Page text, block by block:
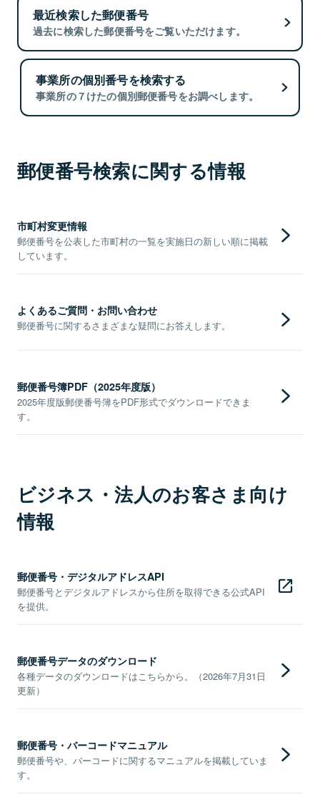
最近検索した郵便番号
過去に検索した郵便番号をご覧いただけます。
事業所の個別番号を検索する
事業所の７けたの個別郵便番号をお調べします。
郵便番号検索に関する情報
市町村変更情報
郵便番号を公表した市町村の一覧を実施日の新しい順に掲載
しています。
よくあるご質問・お問い合わせ
郵便番号に関するさまざまな疑問にお答えします。
郵便番号簿PDF（2025年度版）
2025年度版郵便番号簿をPDF形式でダウンロードできま
す。
ビジネス・法人のお客さま向け
情報
郵便番号・デジタルアドレスAPI
郵便番号とデジタルアドレスから住所を取得できる公式API
を提供。
郵便番号データのダウンロード
各種データのダウンロードはこちらから。（2026年7月31日
更新）
郵便番号・バーコードマニュアル
郵便番号や、バーコードに関するマニュアルを掲載していま
す。